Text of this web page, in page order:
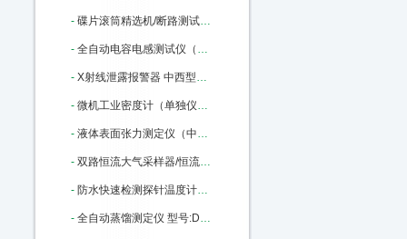
- 碟片滚筒精选机/断路测试仪/（中西） 型号:TD7001库号：M375970
- 全自动电容电感测试仪（中西） 型号:GSDR-III库号：M379800
- X射线泄露报警器 中西型号:FL17-RAD-60库号：M405917
- 微机工业密度计（单独仪表） 型号:TC69-FBM-2398库号：M163663
- 液体表面张力测定仪（中西） 型号:PX56-BZ-2库号：M238040
- 双路恒流大气采样器/恒流采样器（中西） 型号:SC-3000库号：M357855
- 防水快速检测探针温度计中西 型号:DS75/MN11063库号：M391360
- 全自动蒸馏测定仪 型号:DY91/107D库号：M400053